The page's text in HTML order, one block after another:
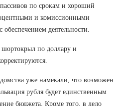
по срокам и хороший
и комиссионными
деятельности.
шортокрыл по доллару и
уже намекали, что возможен
рубля будет единственным
бюджета. Кроме того, в дело